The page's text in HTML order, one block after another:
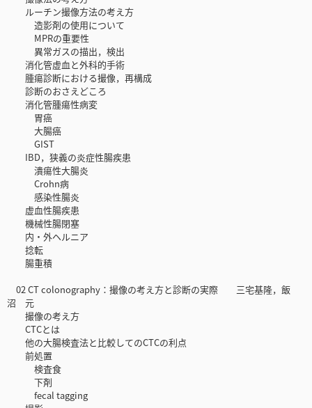
ルーチン撮像方法の考え方
造影剤の使用について
MPRの重要性
異常ガスの描出，検出
消化管虚血と外科的手術
腫瘍診断における撮像，再構成
診断のおさえどころ
消化管腫瘍性病変
胃癌
大腸癌
GIST
IBD，狭義の炎症性腸疾患
潰瘍性大腸炎
Crohn病
感染性腸炎
虚血性腸疾患
機械性腸閉塞
内・外ヘルニア
捻転
腸重積
02 CT colonography：撮像の考え方と診断の実際 三宅基隆，飯
沼 元
撮像の考え方
CTCとは
他の大腸検査法と比較してのCTCの利点
前処置
検査食
下剤
fecal tagging